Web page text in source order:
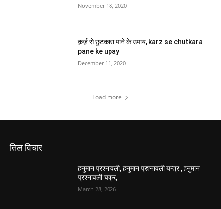
November 18, 2020
क़र्ज़ से छुटकारा पाने के उपाय, karz se chutkara
pane ke upay
December 11, 2020
Load more
तिल विचार
हनुमान प्रश्नावली, हनुमान प्रश्नावली यन्त्र , हनुमान
प्रश्नावली चक्र,
March 28, 2026